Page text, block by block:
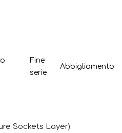
Fine
serie
Abbigliamento
Sockets Layer).